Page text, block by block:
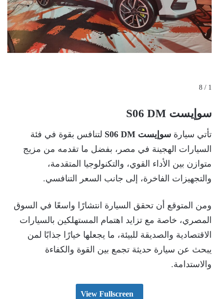
1 / 8
سوإيست S06 DM
تأتي سيارة سوإيست S06 DM
لتنافس بقوة في فئة
السيارات الهجينة في مصر، بفضل ما تقدمه من مزيج
متوازن بين الأداء القوي، والتكنولوجيا المتقدمة،
والتجهيزات الفاخرة، إلى جانب السعر التنافسي.
ومن المتوقع أن تحقق السيارة انتشارًا واسعًا في السوق
المصري، خاصة مع تزايد اهتمام المستهلكين بالسيارات
الاقتصادية والصديقة للبيئة، ما يجعلها خيارًا جذابًا لمن
يبحث عن سيارة حديثة تجمع بين القوة والكفاءة
والاستدامة.
View Fullscreen